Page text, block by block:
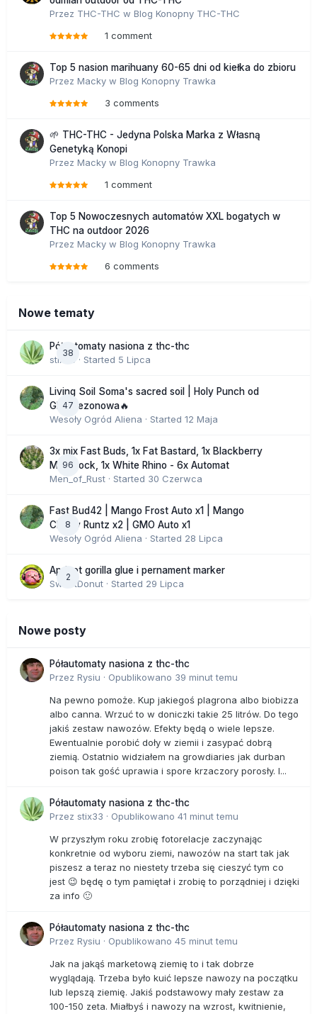
Przez THC-THC w Blog Konopny THC-THC
1 comment
Top 5 nasion marihuany 60-65 dni od kiełka do zbioru
Przez Macky w Blog Konopny Trawka
3 comments
🌱 THC-THC - Jedyna Polska Marka z Własną
Genetyką Konopi
Przez Macky w Blog Konopny Trawka
1 comment
Top 5 Nowoczesnych automatów XXL bogatych w
THC na outdoor 2026
Przez Macky w Blog Konopny Trawka
6 comments
Nowe tematy
38
Półautomaty nasiona z thc-thc
stix33 · Started 5 Lipca
47
Living Soil Soma's sacred soil | Holy Punch od
GHS sezonowa🔥
Wesoły Ogród Aliena · Started 12 Maja
96
3x mix Fast Buds, 1x Fat Bastard, 1x Blackberry
Moonrock, 1x White Rhino - 6x Automat
Men_of_Rust · Started 30 Czerwca
8
Fast Bud42 | Mango Frost Auto x1 | Mango
Cherry Runtz x2 | GMO Auto x1
Wesoły Ogród Aliena · Started 28 Lipca
2
Apricot gorilla glue i pernament marker
SweetDonut · Started 29 Lipca
Nowe posty
Półautomaty nasiona z thc-thc
Przez Rysiu · Opublikowano 39 minut temu
Na pewno pomoże. Kup jakiegoś plagrona albo biobizza
albo canna. Wrzuć to w doniczki takie 25 litrów. Do tego
jakiś zestaw nawozów. Efekty będą o wiele lepsze.
Ewentualnie porobić doły w ziemii i zasypać dobrą
ziemią. Ostatnio widziałem na growdiaries jak durban
poison tak gość uprawia i spore krzaczory porosły. I...
Półautomaty nasiona z thc-thc
Przez stix33 · Opublikowano 41 minut temu
W przyszłym roku zrobię fotorelacje zaczynając
konkretnie od wyboru ziemi, nawozów na start tak jak
piszesz a teraz no niestety trzeba się cieszyć tym co
jest 😉 będę o tym pamiętał i zrobię to porządniej i dzięki
za info 🙂
Półautomaty nasiona z thc-thc
Przez Rysiu · Opublikowano 45 minut temu
Jak na jakąś marketową ziemię to i tak dobrze
wyglądają. Trzeba było kuić lepsze nawozy na początku
lub lepszą ziemię. Jakiś podstawowy mały zestaw za
100-150 zeta. Miałbyś i nawozy na wzrost, kwitnienie,